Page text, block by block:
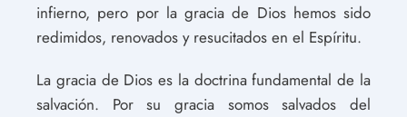
infierno, pero por la gracia de Dios hemos sido
redimidos, renovados y resucitados en el Espíritu.
La gracia de Dios es la doctrina fundamental de la
salvación. Por su gracia somos salvados del